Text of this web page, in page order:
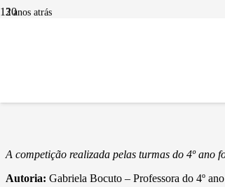
3 anos atrás
A competição realizada pelas turmas do 4º ano
Autoria: Gabriela Bocuto – Professora do 4º ano